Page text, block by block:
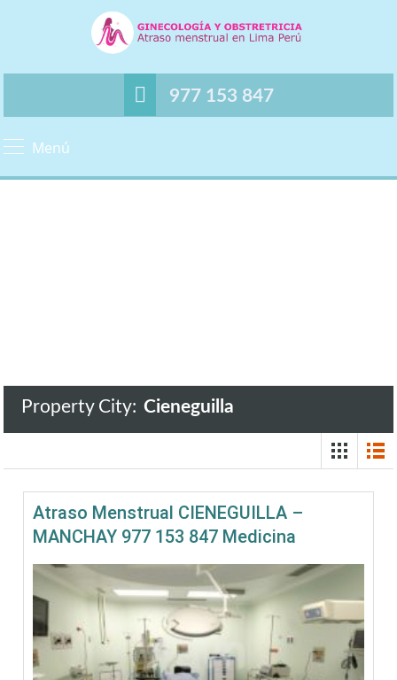
977 153 847
Menú
Property City: Cieneguilla
Atraso Menstrual CIENEGUILLA –
MANCHAY 977 153 847 Medicina